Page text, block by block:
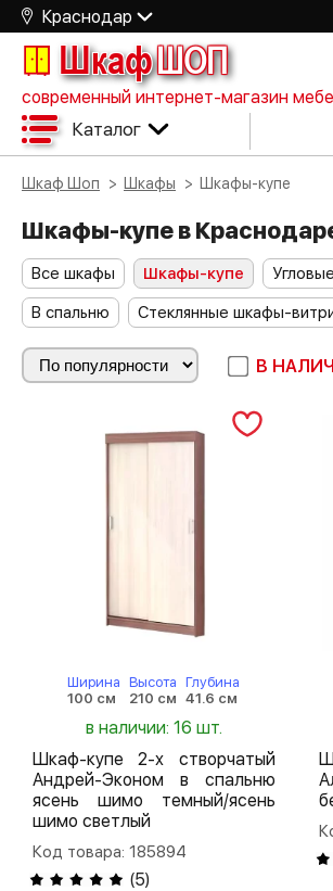
Краснодар
ШкафШОП
современный интернет-магазин
Каталог
Шкаф Шоп Шкафы Шкафы-купе
Шкафы-купе в
Все шкафы Шкафы-купе
В спальню
Стеклянные шкафы-
В
Ширина
100 см
Высота
210 см
Глубина
41.6 см
в наличии: 16 шт.
Шкаф-купе 2-х створчатый
Андрей-Эконом в спальню
ясень шимо темный/ясень
шимо светлый
Код товара: 185894
(5)